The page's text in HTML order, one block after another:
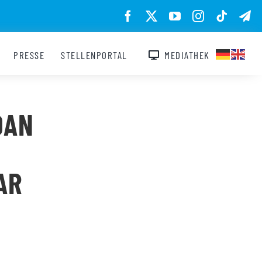
PRESSE STELLENPORTAL MEDIATHEK